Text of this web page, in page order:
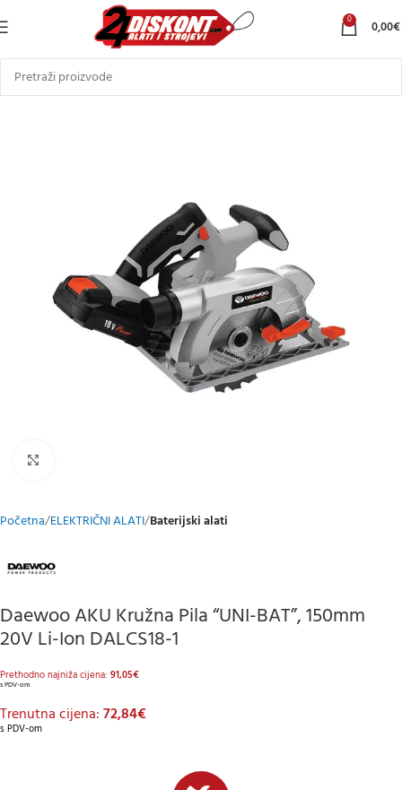
0 0,00€
Početna ELEKTRIČNI ALATI Baterijski alati
Daewoo AKU Kružna Pila “UNI-BAT”, 150mm
20V Li-Ion DALCS18-1
Prethodno najniža cijena: 91,05€
s PDV-om
Trenutna cijena:72,84€
s PDV-om